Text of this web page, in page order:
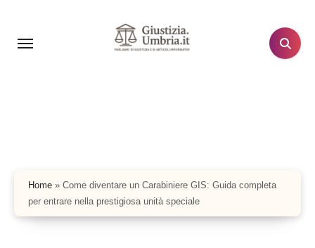
contenuto
Home » Come diventare un Carabiniere GIS: Guida completa
per entrare nella prestigiosa unità speciale